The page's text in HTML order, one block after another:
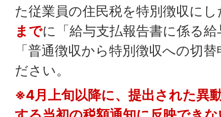
た従業員の住民税を特別徴収に
までに「給与支払報告書に係る
「普通徴収から特別徴収への切
ださい。
※4月上旬以降に、提出された異